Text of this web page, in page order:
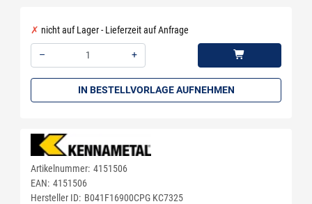
nicht auf Lager - Lieferzeit auf Anfrage
–
+
IN BESTELLVORLAGE AUFNEHMEN
Artikelnummer: 4151506
EAN: 4151506
Hersteller ID: B041F16900CPG KC7325